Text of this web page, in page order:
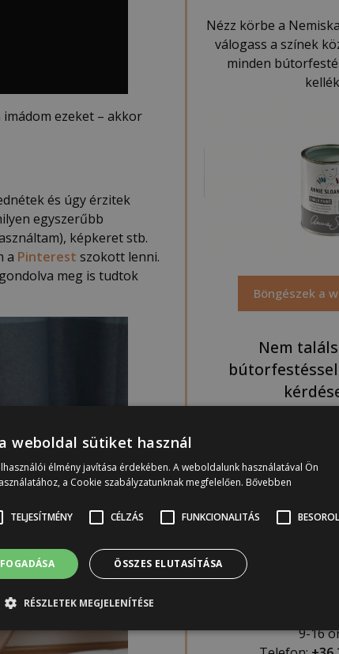
ezeket – akkor
és úgy érzitek
egyszerűbb
képkeret stb.
a Pinterest szokott lenni.
meg is tudtok
Nézz körbe a
válogass a színek
minden
Böngészek a
Nem
Segítünk!
felületeinken
2051
Hétfő,
9-16
weboldal sütiket használ
élmény javítása érdekében. A weboldalunk használatával Ön
a Cookie szabályzatunknak megfelelően. Bővebben
TELJESÍTMÉNY CÉLZÁS FUNKCIONALITÁS
ÖSSZES ELUTASÍTÁSA
RÉSZLETEK MEGJELENÍTÉSE